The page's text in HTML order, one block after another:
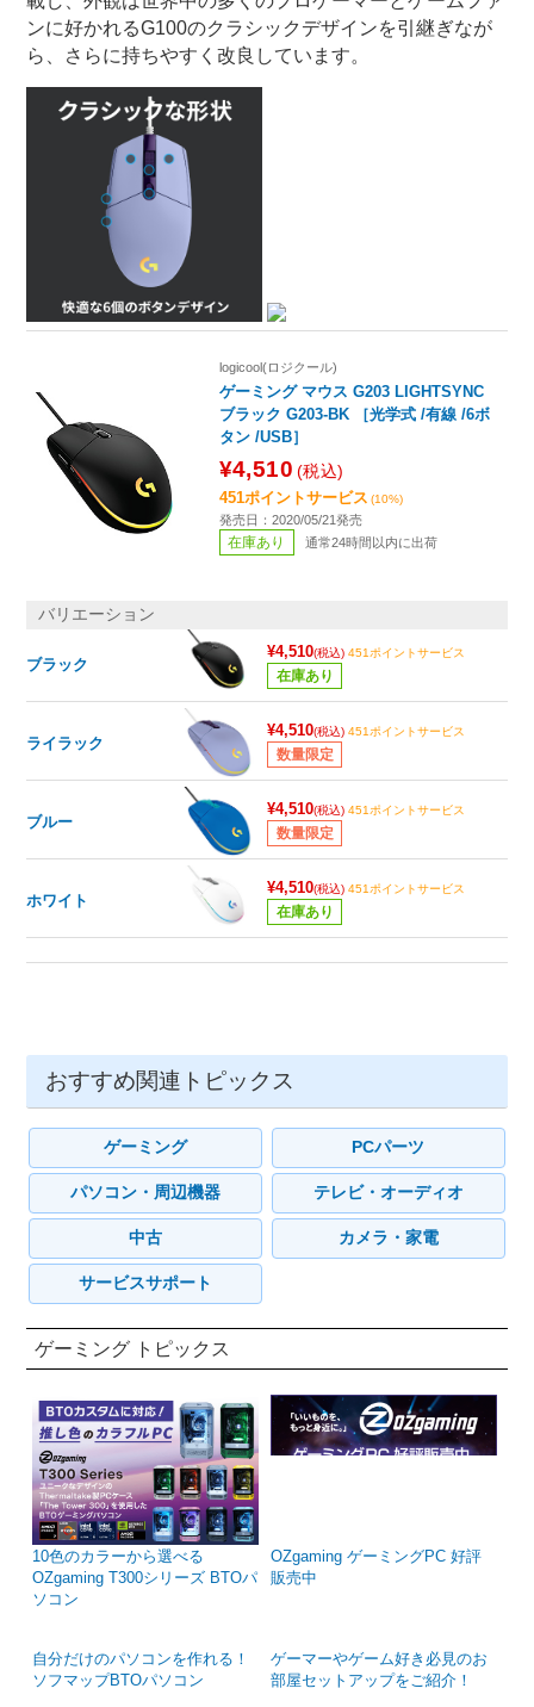
ンに好かれるG100のクラシックデザインを引継ぎなが
ら、さらに持ちやすく改良しています。
logicool(ロジクール)
ゲーミング マウス G203 LIGHTSYNC
ブラック G203-BK ［光学式 /有線 /6ボ
タン /USB］
¥4,510 (税込)
451ポイントサービス (10%)
発売日：2020/05/21発売
在庫あり 通常24時間以内に出荷
バリエーション
ブラック
¥4,510(税込) 451ポイントサービス
在庫あり
ライラック
¥4,510(税込) 451ポイントサービス
数量限定
ブルー
¥4,510(税込) 451ポイントサービス
数量限定
ホワイト
¥4,510(税込) 451ポイントサービス
在庫あり
おすすめ関連トピックス
ゲーミング PCパーツ
パソコン・周辺機器 テレビ・オーディオ
中古 カメラ・家電
サービスサポート
ゲーミング トピックス
10色のカラーから選べる
OZgaming T300シリーズ BTOパ
ソコン
OZgaming ゲーミングPC 好評
販売中
自分だけのパソコンを作れる！
ソフマップBTOパソコン
ゲーマーやゲーム好き必見のお
部屋セットアップをご紹介！